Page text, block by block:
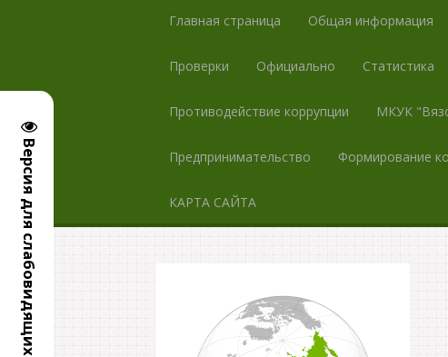
Версия для слабовидящих
Главная страница Общая информация
Проверки Официально Статистика
Противодействие коррупции МКУК
Предпринимательство Формирование
КАРТА САЙТА